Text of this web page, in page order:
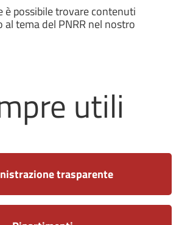
è possibile trovare contenuti
tema del PNRR nel nostro
utili
trasparente